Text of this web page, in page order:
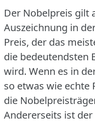
Der Nobelpreis gilt
Auszeichnung in
Preis, der das
die bedeutendsten
wird. Wenn es in
so etwas wie echte
die
Andererseits ist